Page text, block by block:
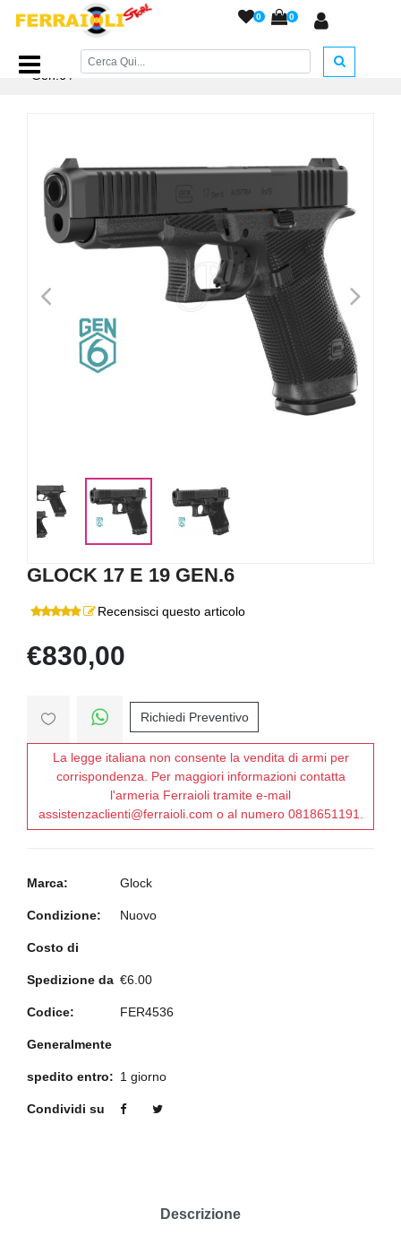
0 0
Home Page/ARMI DA FUOCO/Armi Corte/Glock 17 e 19
Gen.6 /
< >
GLOCK 17 E 19 GEN.6
Recensisci questo articolo
€830,00
Richiedi Preventivo
La legge italiana non consente la vendita di armi per
corrispondenza. Per maggiori informazioni contatta
l'armeria Ferraioli tramite e-mail
assistenzaclienti@ferraioli.com o al numero 0818651191.
Marca: Glock
Condizione: Nuovo
Costo di
Spedizione da €6.00
Codice: FER4536
Generalmente
spedito entro: 1 giorno
Condividi su
Descrizione